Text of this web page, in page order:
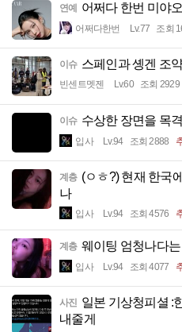
연예 어쩌다 한번 미야
어쩌다한번 Lv.77 조회
이슈 스페인과 솅겐 조
빈센트멧젠 Lv.60 조회 2929
이슈 수상한 장면을 목
입사 Lv.94 조회 2888
계층 (ㅇㅎ?) 현재 한국
나
입사 Lv.94 조회 4576
계층 웨이팅 엄청나다
입사 Lv.94 조회 4077
사진 일본 기상청피셜 :
내줄게